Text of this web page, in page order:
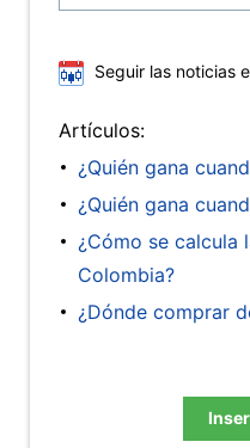
Seguir las noticias
Artículos:
¿Quién gana
¿Quién gana
¿Cómo se calcula
Colombia?
¿Dónde comprar